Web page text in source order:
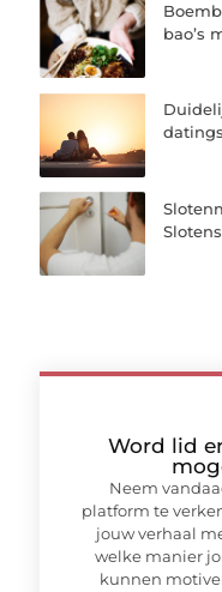
bao’s
Word lid
Neem
platform te
jouw verhaal
welke manier
kunnen